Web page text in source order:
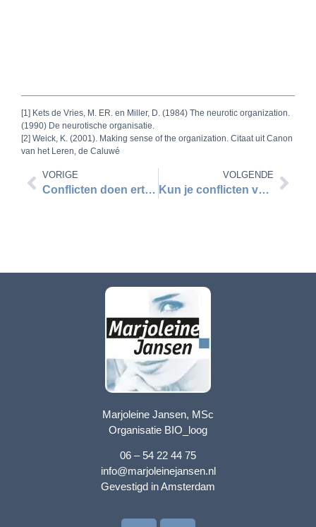
[1] Kets de Vries, M. ER. en Miller, D. (1984) The neurotic organization.
(1990) De neurotische organisatie.
[2] Weick, K. (2001). Making sense of the organization. Citaat uit Canon
van het Leren, de Caluwé
VORIGE
Conflicten doen ertoe
VOLGENDE
Kun je conflicten voorkomen
Marjoleine Jansen, MSc
Organisatie BIO_loog
06 – 54 22 44 75
info@marjoleinejansen.nl
Gevestigd in Amsterdam